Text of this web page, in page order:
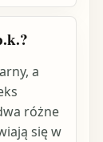
a
różne
się w